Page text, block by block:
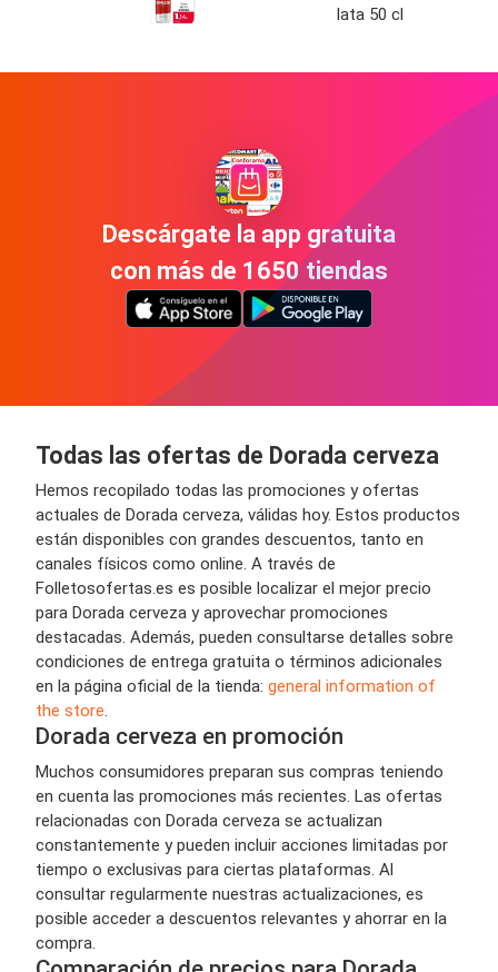
lata 50 cl
Descárgate la app gratuita
con más de 1650 tiendas
Todas las ofertas de Dorada cerveza
Hemos recopilado todas las promociones y ofertas
actuales de Dorada cerveza, válidas hoy. Estos productos
están disponibles con grandes descuentos, tanto en
canales físicos como online. A través de
Folletosofertas.es es posible localizar el mejor precio
para Dorada cerveza y aprovechar promociones
destacadas. Además, pueden consultarse detalles sobre
condiciones de entrega gratuita o términos adicionales
en la página oficial de la tienda: general information of
the store
Dorada cerveza en promoción
Muchos consumidores preparan sus compras teniendo
en cuenta las promociones más recientes. Las ofertas
relacionadas con Dorada cerveza se actualizan
constantemente y pueden incluir acciones limitadas por
tiempo o exclusivas para ciertas plataformas. Al
consultar regularmente nuestras actualizaciones, es
posible acceder a descuentos relevantes y ahorrar en la
compra.